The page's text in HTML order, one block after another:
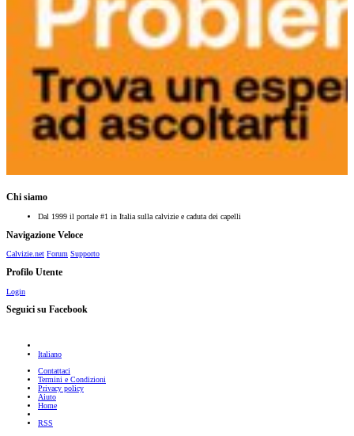
Chi siamo
Dal 1999 il portale #1 in Italia sulla calvizie e caduta dei capelli
Navigazione Veloce
Calvizie.net Forum Supporto
Profilo Utente
Login
Seguici su Facebook
Italiano
Contattaci
Termini e Condizioni
Privacy policy
Aiuto
Home
RSS